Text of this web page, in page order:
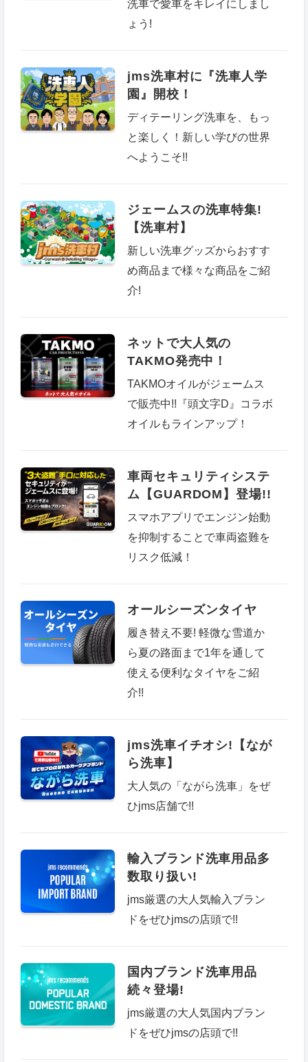
洗車で愛車をキレイにしまし
ょう!
jms洗車村に『洗車人学
園』開校！
ディテーリング洗車を、もっ
と楽しく！新しい学びの世界
へようこそ!!
ジェームスの洗車特集!
【洗車村】
新しい洗車グッズからおすす
め商品まで様々な商品をご紹
介!
ネットで大人気の
TAKMO発売中！
TAKMOオイルがジェームス
で販売中!!『頭文字D』コラボ
オイルもラインアップ！
車両セキュリティシステ
ム【GUARDOM】登場!!
スマホアプリでエンジン始動
を抑制することで車両盗難を
リスク低減！
オールシーズンタイヤ
履き替え不要! 軽微な雪道か
ら夏の路面まで1年を通して
使える便利なタイヤをご紹
介!!
jms洗車イチオシ!【なが
ら洗車】
大人気の「ながら洗車」をぜ
ひjms店舗で!!
輸入ブランド洗車用品多
数取り扱い!
jms厳選の大人気輸入ブラン
ドをぜひjmsの店頭で!!
国内ブランド洗車用品
続々登場!
jms厳選の大人気国内ブラン
ドをぜひjmsの店頭で!!